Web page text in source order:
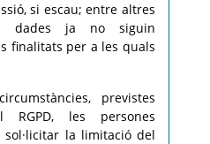
si escau; entre altres
dades ja no siguin
finalitats per a les quals
previstes
les persones
sol·licitar la limitació del